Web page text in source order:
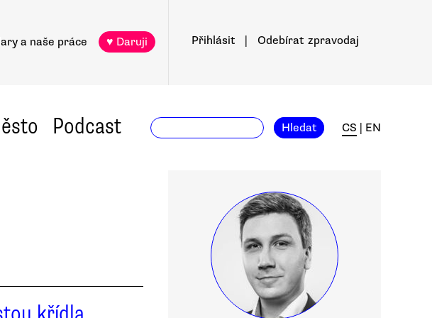
a naše práce ♥ Daruji Přihlásit Odebírat zpravodaj
Podcast Hledat CS EN